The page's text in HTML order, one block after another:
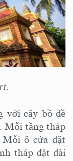
với cây bồ đề
Mỗi tầng tháp
ô cửa đặt
tháp đặt đài